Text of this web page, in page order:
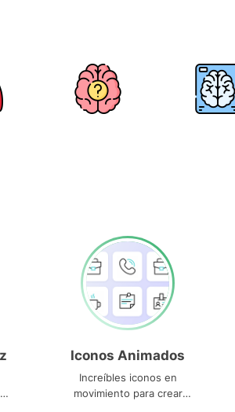
Iconos Animados
Increíbles iconos en
movimiento para crear